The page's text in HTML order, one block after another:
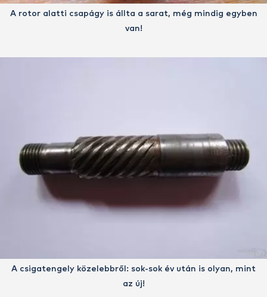
A rotor alatti csapágy is állta a sarat, még mindig egyben
van!
A csigatengely közelebbről: sok-sok év után is olyan, mint
az új!